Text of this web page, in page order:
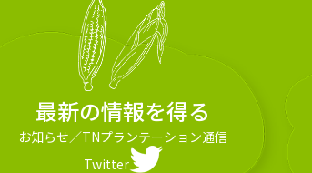
最新の情報を得る
お知らせ／TNプランテーション通信
Twitter